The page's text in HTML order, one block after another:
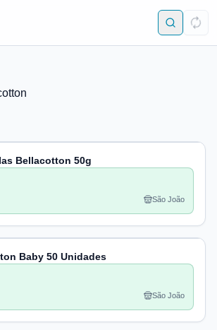
Bellacotton 50g
São João
Baby 50 Unidades
São João